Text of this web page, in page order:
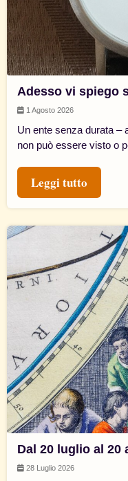
Adesso vi spiego
1 Agosto 2026
Un ente senza durata –
non può essere visto o
Leggi tutto
Dal 20 luglio al 20
28 Luglio 2026